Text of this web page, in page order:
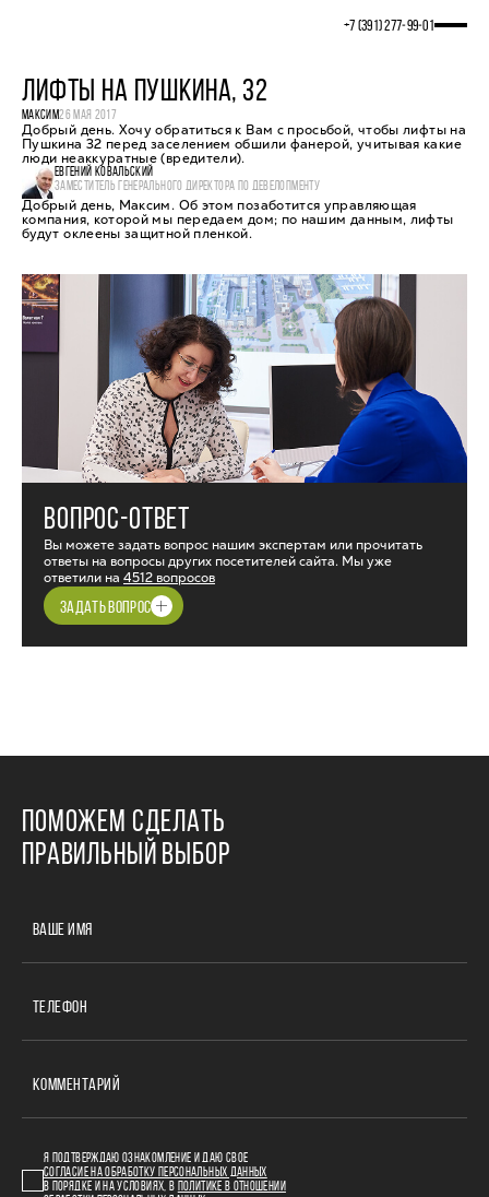
+7 (391) 277‒99‒01
ЛИФТЫ НА ПУШКИНА, 32
МАКСИМ26 МАЯ 2017
Добрый день. Хочу обратиться к Вам с просьбой, чтобы лифты на
Пушкина 32 перед заселением обшили фанерой, учитывая какие
люди неаккуратные (вредители).
ЕВГЕНИЙ КОВАЛЬСКИЙ
ЗАМЕСТИТЕЛЬ ГЕНЕРАЛЬНОГО ДИРЕКТОРА ПО ДЕВЕЛОПМЕНТУ
Добрый день, Максим. Об этом позаботится управляющая
компания, которой мы передаем дом; по нашим данным, лифты
будут оклеены защитной пленкой.
ВОПРОС-ОТВЕТ
Вы можете задать вопрос нашим экспертам или прочитать
ответы на вопросы других посетителей сайта. Мы уже
ответили на 4512 вопросов
ЗАДАТЬ ВОПРОС
ПОМОЖЕМ СДЕЛАТЬ
ПРАВИЛЬНЫЙ ВЫБОР
ВАШЕ ИМЯ
ТЕЛЕФОН
КОММЕНТАРИЙ
Я ПОДТВЕРЖДАЮ ОЗНАКОМЛЕНИЕ И ДАЮ СВОЕ
СОГЛАСИЕ НА ОБРАБОТКУ ПЕРСОНАЛЬНЫХ ДАННЫХ
В ПОРЯДКЕ И НА УСЛОВИЯХ, В
ПОЛИТИКЕ В ОТНОШЕНИИ